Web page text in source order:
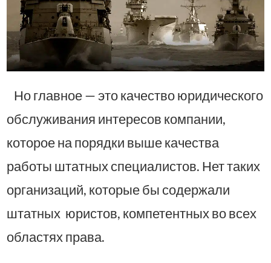
Но главное — это качество юридического
обслуживания интересов компании,
которое на порядки выше качества
работы штатных специалистов. Нет таких
организаций, которые бы содержали
штатных юристов, компетентных во всех
областях права.